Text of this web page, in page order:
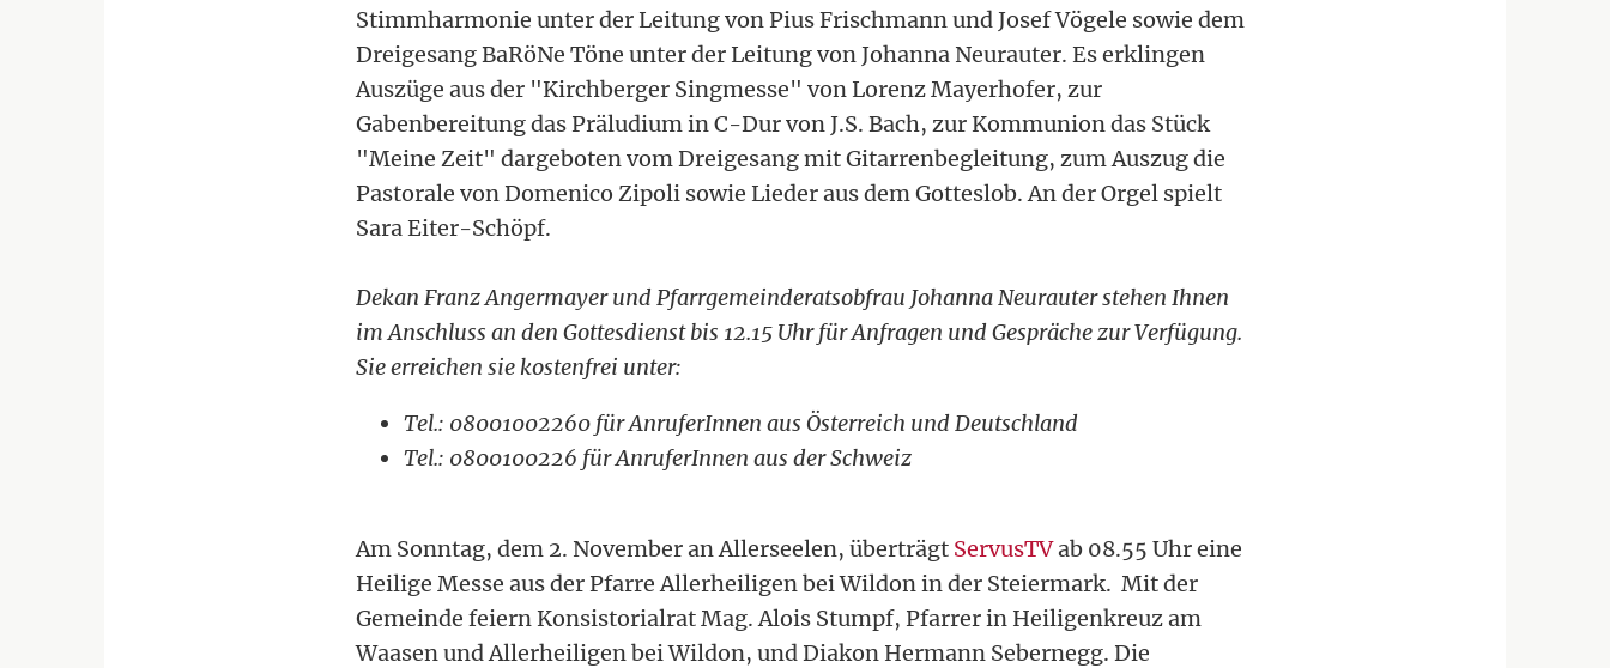
Stimmharmonie unter der Leitung von Pius Frischmann und Josef Vögele sowie dem
Dreigesang BaRöNe Töne unter der Leitung von Johanna Neurauter. Es erklingen
Auszüge aus der "Kirchberger Singmesse" von Lorenz Mayerhofer, zur
Gabenbereitung das Präludium in C-Dur von J.S. Bach, zur Kommunion das Stück
"Meine Zeit" dargeboten vom Dreigesang mit Gitarrenbegleitung, zum Auszug die
Pastorale von Domenico Zipoli sowie Lieder aus dem Gotteslob. An der Orgel spielt
Sara Eiter-Schöpf.
Dekan Franz Angermayer und Pfarrgemeinderatsobfrau Johanna Neurauter stehen Ihnen
im Anschluss an den Gottesdienst bis 12.15 Uhr für Anfragen und Gespräche zur Verfügung.
Sie erreichen sie kostenfrei unter:
Tel.: 08001002260 für AnruferInnen aus Österreich und Deutschland
Tel.: 0800100226 für AnruferInnen aus der Schweiz
Am Sonntag, dem 2. November an Allerseelen, überträgt ServusTVab 08.55 Uhr eine
Heilige Messe aus der Pfarre Allerheiligen bei Wildon in der Steiermark. Mit der
Gemeinde feiern Konsistorialrat Mag. Alois Stumpf, Pfarrer in Heiligenkreuz am
Waasen und Allerheiligen bei Wildon, und Diakon Hermann Sebernegg. Die